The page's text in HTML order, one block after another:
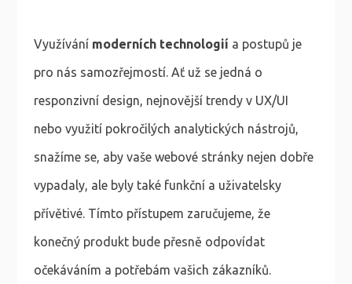
Využívání moderních technologií a postupů je
pro nás samozřejmostí. Ať už se jedná o
responzivní design, nejnovější trendy v UX/UI
nebo využití pokročilých analytických nástrojů,
snažíme se, aby vaše webové stránky nejen dobře
vypadaly, ale byly také funkční a uživatelsky
přívětivé. Tímto přístupem zaručujeme, že
konečný produkt bude přesně odpovídat
očekáváním a potřebám vašich zákazníků.